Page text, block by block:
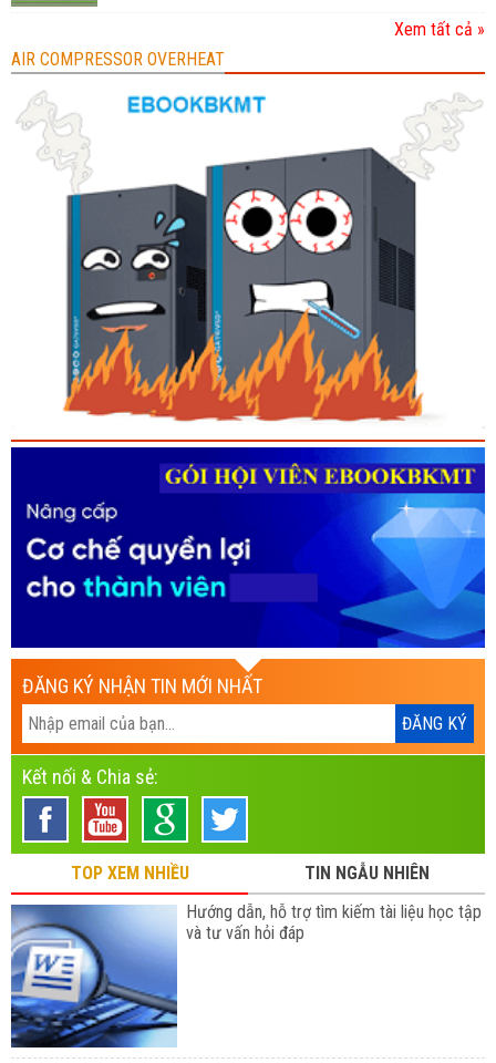
Xem tất cả »
AIR COMPRESSOR OVERHEAT
ĐĂNG KÝ NHẬN TIN MỚI NHẤT
Kết nối & Chia sẻ:
TOP XEM NHIỀU
TIN NGẪU NHIÊN
Hướng dẫn, hỗ trợ tìm kiếm tài liệu học tập
và tư vấn hỏi đáp